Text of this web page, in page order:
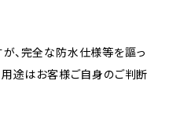
、完全な防水仕様等を謳っ
用途はお客様ご自身のご判断